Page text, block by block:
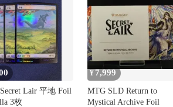
Lair 平地 Foil
3枚
¥ 7,999
MTG SLD Return to
Mystical Archive Foil